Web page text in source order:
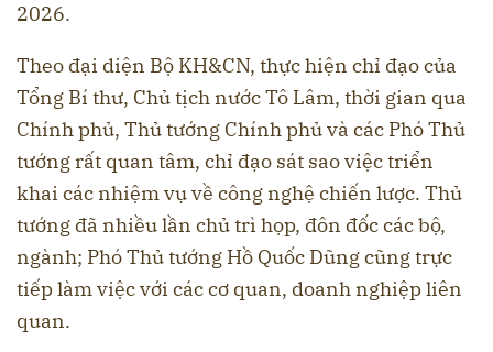
2026.
Theo đại diện Bộ KH&CN, thực hiện chỉ đạo của
Tổng Bí thư, Chủ tịch nước Tô Lâm, thời gian qua
Chính phủ, Thủ tướng Chính phủ và các Phó Thủ
tướng rất quan tâm, chỉ đạo sát sao việc triển
khai các nhiệm vụ về công nghệ chiến lược. Thủ
tướng đã nhiều lần chủ trì họp, đôn đốc các bộ,
ngành; Phó Thủ tướng Hồ Quốc Dũng cũng trực
tiếp làm việc với các cơ quan, doanh nghiệp liên
quan.